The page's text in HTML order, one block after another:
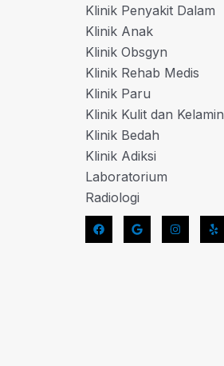
Klinik Penyakit Dalam
Klinik Anak
Klinik Obsgyn
Klinik Rehab Medis
Klinik Paru
Klinik Kulit dan Kelamin
Klinik Bedah
Klinik Adiksi
Laboratorium
Radiologi